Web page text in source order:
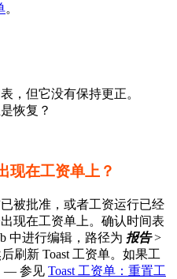
。
，但它没有保持更正。
恢复？
现在工资单上？
被批准，或者工资运行已经
现在工资单上。确认时间表
中进行编辑，路径为 报告>
刷新 Toast 工资单。如果工
— 参见 Toast 工资单：重置工